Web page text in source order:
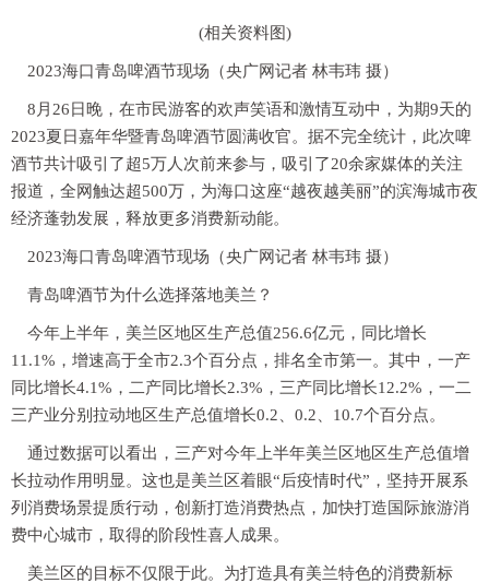
(相关资料图)
2023海口青岛啤酒节现场（央广网记者 林韦玮 摄）
8月26日晚，在市民游客的欢声笑语和激情互动中，为期9天的
2023夏日嘉年华暨青岛啤酒节圆满收官。据不完全统计，此次啤
酒节共计吸引了超5万人次前来参与，吸引了20余家媒体的关注
报道，全网触达超500万，为海口这座“越夜越美丽”的滨海城市夜
经济蓬勃发展，释放更多消费新动能。
2023海口青岛啤酒节现场（央广网记者 林韦玮 摄）
青岛啤酒节为什么选择落地美兰？
今年上半年，美兰区地区生产总值256.6亿元，同比增长
11.1%，增速高于全市2.3个百分点，排名全市第一。其中，一产
同比增长4.1%，二产同比增长2.3%，三产同比增长12.2%，一二
三产业分别拉动地区生产总值增长0.2、0.2、10.7个百分点。
通过数据可以看出，三产对今年上半年美兰区地区生产总值增
长拉动作用明显。这也是美兰区着眼“后疫情时代”，坚持开展系
列消费场景提质行动，创新打造消费热点，加快打造国际旅游消
费中心城市，取得的阶段性喜人成果。
美兰区的目标不仅限于此。为打造具有美兰特色的消费新标